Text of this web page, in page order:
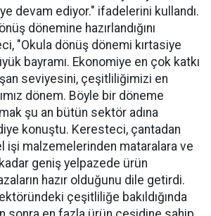
devam ediyor." ifadelerini kullandı.
dönemine hazırlandığını
"Okula dönüş dönemi kırtasiye
bayramı. Ekonomiye en çok katkı
seviyesini, çeşitliliğimizi en
dönem. Böyle bir döneme
şu an bütün sektör adına
konuştu. Keresteci, çantadan
işi malzemelerinden mataralara ve
geniş yelpazede ürün
hazır olduğunu dile getirdi.
çeşitliliğe bakıldığında